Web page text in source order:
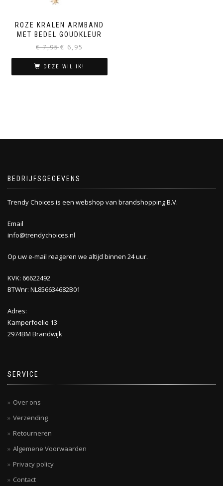
ROZE KRALEN ARMBAND
MET BEDEL GOUDKLEUR
€7,95 Oorspronkelijke
was:
€ 7,95.
€ 6,95
is:
€ 6,95.
DEZE WIL IK!
BEDRIJFSGEGEVENS
Trendy Choices is een webshop van brandshopping B.V.
Email
info@trendychoices.nl
Op uw e-mail reageren we altijd binnen 24 uur.
KVK: 66622492
BTWnr: NL856634682B01
Adres:
Kamperfoelie 13
2974BM Brandwijk
SERVICE
Over ons
Verzending
Retourneren
Algemene Voorwaarden
Privacy policy
Contact